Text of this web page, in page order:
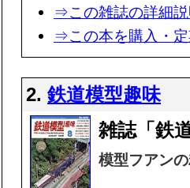
⇒この雑誌の詳細
⇒この本を購入・
2. 鉄道模型趣味
雑誌「鉄
模型フアン